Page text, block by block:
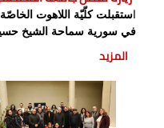
في سورية سماحة الشيخ
المزيد